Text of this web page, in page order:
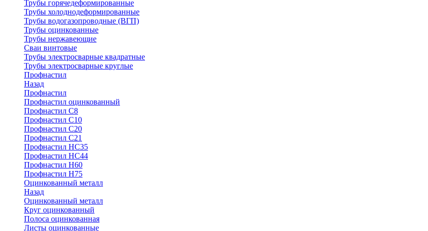
Трубы горячедеформированные
Трубы холоднодеформированные
Трубы водогазопроводные (ВГП)
Трубы оцинкованные
Трубы нержавеющие
Сваи винтовые
Трубы электросварные квадратные
Трубы электросварные круглые
Профнастил
Назад
Профнастил
Профнастил оцинкованный
Профнастил С8
Профнастил С10
Профнастил С20
Профнастил С21
Профнастил НС35
Профнастил НС44
Профнастил Н60
Профнастил Н75
Оцинкованный металл
Назад
Оцинкованный металл
Круг оцинкованный
Полоса оцинкованная
Листы оцинкованные